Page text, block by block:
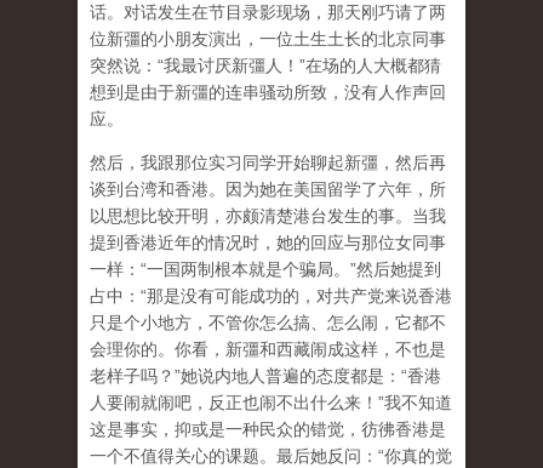
话。对话发生在节目录影现场，那天刚巧请了两
位新彊的小朋友演出，一位土生土长的北京同事
突然说：“我最讨厌新彊人！”在场的人大概都猜
想到是由于新彊的连串骚动所致，没有人作声回
应。
然后，我跟那位实习同学开始聊起新彊，然后再
谈到台湾和香港。因为她在美国留学了六年，所
以思想比较开明，亦颇清楚港台发生的事。当我
提到香港近年的情况时，她的回应与那位女同事
一样：“一国两制根本就是个骗局。”然后她提到
占中：“那是没有可能成功的，对共产党来说香港
只是个小地方，不管你怎么搞、怎么闹，它都不
会理你的。你看，新彊和西藏闹成这样，不也是
老样子吗？”她说内地人普遍的态度都是：“香港
人要闹就闹吧，反正也闹不出什么来！”我不知道
这是事实，抑或是一种民众的错觉，彷彿香港是
一个不值得关心的课题。最后她反问：“你真的觉